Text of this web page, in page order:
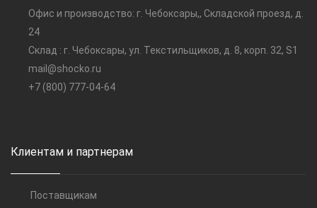
Офис и производство: г. Чебоксары,, Складской проезд, д.
24
Склад : г. Чебоксары, ул. Текстильщиков, д. 8, корп. 32, S1
mail@shocko.ru
+7 (800) 777-04-64
Клиентам и партнерам
Поставщикам